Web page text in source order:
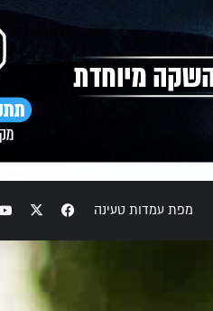
מפת עמדות טעינה Facebook